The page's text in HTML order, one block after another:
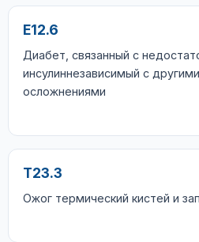
E12.6
Диабет, связанный с
инсулиннезависимый с
осложнениями
T23.3
Ожог термический кистей и